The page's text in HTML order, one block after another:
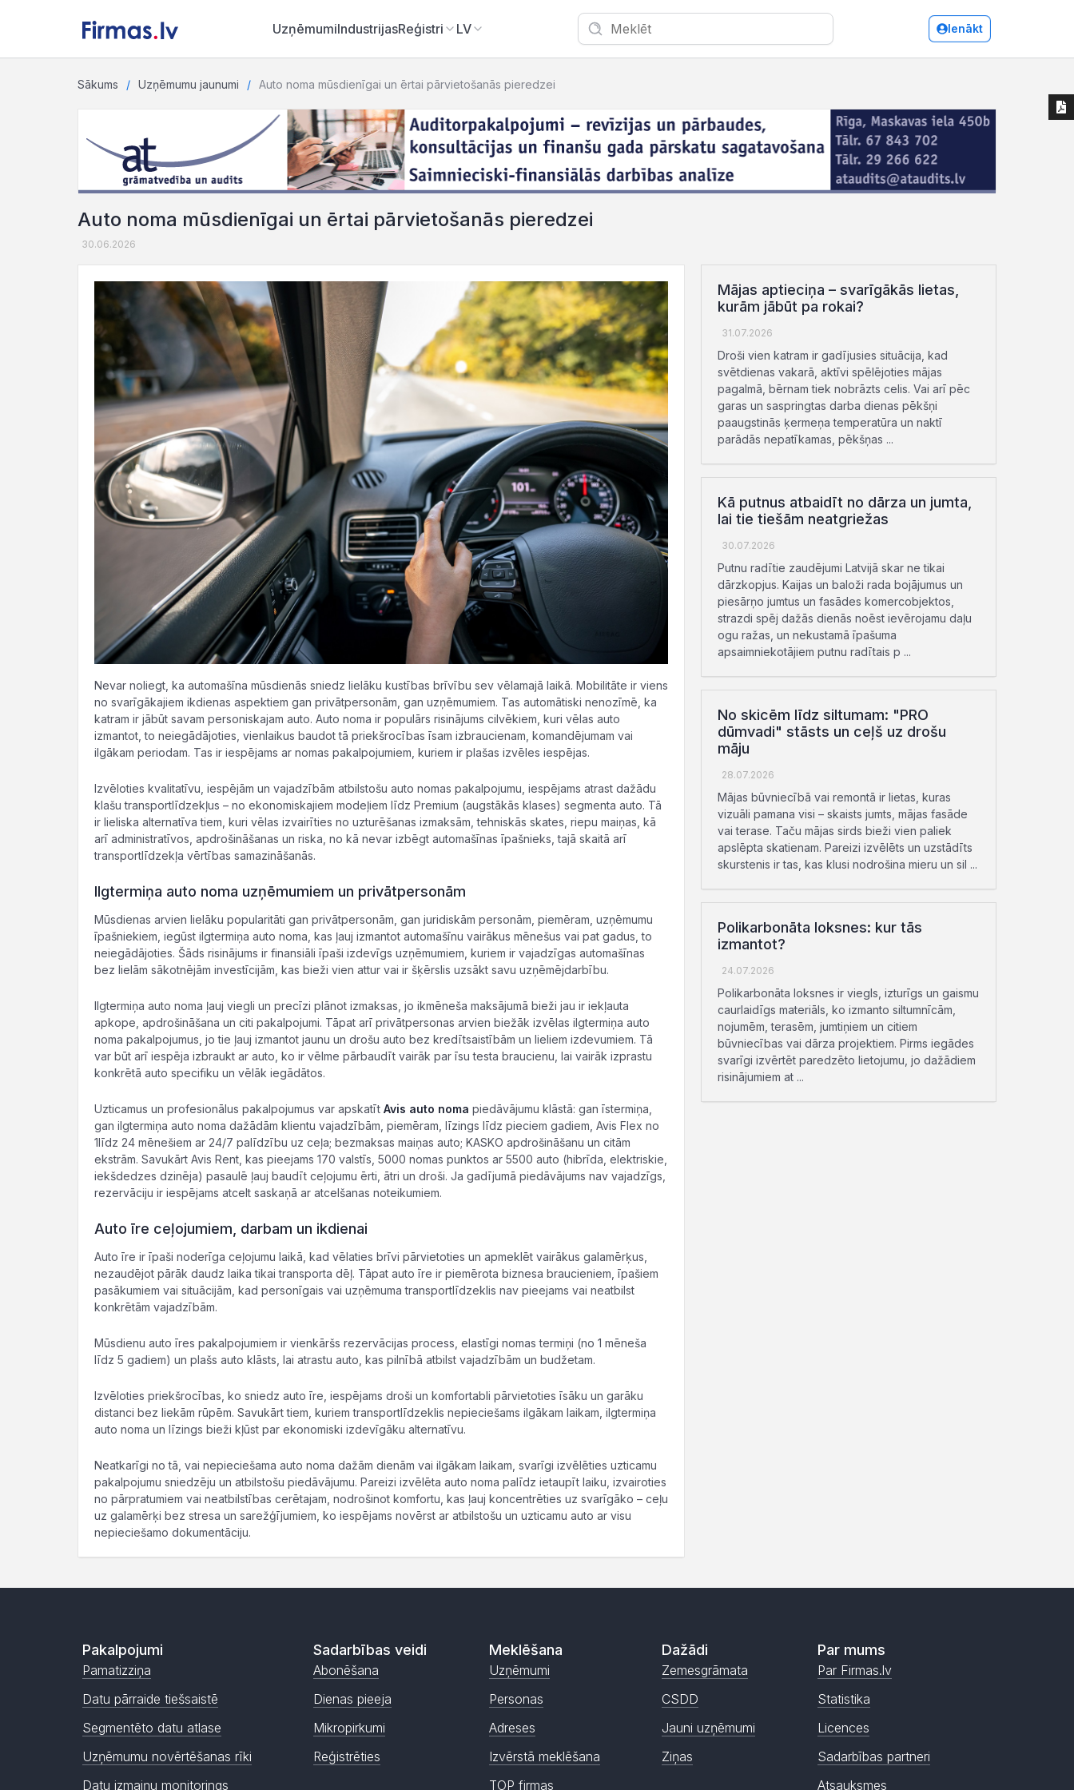
UzņēmumiIndustrijasReģistri LV Ienākt
Sākums Uzņēmumu jaunumi Auto noma mūsdienīgai un ērtai pārvietošanās pieredzei
Auto noma mūsdienīgai un ērtai pārvietošanās pieredzei
30.06.2026
Nevar noliegt, ka automašīna mūsdienās sniedz lielāku kustības brīvību sev vēlamajā laikā. Mobilitāte ir viens
no svarīgākajiem ikdienas aspektiem gan privātpersonām, gan uzņēmumiem. Tas automātiski nenozīmē, ka
katram ir jābūt savam personiskajam auto. Auto noma ir populārs risinājums cilvēkiem, kuri vēlas auto
izmantot, to neiegādājoties, vienlaikus baudot tā priekšrocības īsam izbraucienam, komandējumam vai
ilgākam periodam. Tas ir iespējams ar nomas pakalpojumiem, kuriem ir plašas izvēles iespējas.
Izvēloties kvalitatīvu, iespējām un vajadzībām atbilstošu auto nomas pakalpojumu, iespējams atrast dažādu
klašu transportlīdzekļus – no ekonomiskajiem modeļiem līdz Premium (augstākās klases) segmenta auto. Tā
ir lieliska alternatīva tiem, kuri vēlas izvairīties no uzturēšanas izmaksām, tehniskās skates, riepu maiņas, kā
arī administratīvos, apdrošināšanas un riska, no kā nevar izbēgt automašīnas īpašnieks, tajā skaitā arī
transportlīdzekļa vērtības samazināšanās.
Ilgtermiņa auto noma uzņēmumiem un privātpersonām
Mūsdienas arvien lielāku popularitāti gan privātpersonām, gan juridiskām personām, piemēram, uzņēmumu
īpašniekiem, iegūst ilgtermiņa auto noma, kas ļauj izmantot automašīnu vairākus mēnešus vai pat gadus, to
neiegādājoties. Šāds risinājums ir finansiāli īpaši izdevīgs uzņēmumiem, kuriem ir vajadzīgas automašīnas
bez lielām sākotnējām investīcijām, kas bieži vien attur vai ir šķērslis uzsākt savu uzņēmējdarbību.
Ilgtermiņa auto noma ļauj viegli un precīzi plānot izmaksas, jo ikmēneša maksājumā bieži jau ir iekļauta
apkope, apdrošināšana un citi pakalpojumi. Tāpat arī privātpersonas arvien biežāk izvēlas ilgtermiņa auto
noma pakalpojumus, jo tie ļauj izmantot jaunu un drošu auto bez kredītsaistībām un lieliem izdevumiem. Tā
var būt arī iespēja izbraukt ar auto, ko ir vēlme pārbaudīt vairāk par īsu testa braucienu, lai vairāk izprastu
konkrētā auto specifiku un vēlāk iegādātos.
Uzticamus un profesionālus pakalpojumus var apskatīt Avis auto noma piedāvājumu klāstā: gan īstermiņa,
gan ilgtermiņa auto noma dažādām klientu vajadzībām, piemēram, līzings līdz pieciem gadiem, Avis Flex no
1līdz 24 mēnešiem ar 24/7 palīdzību uz ceļa; bezmaksas maiņas auto; KASKO apdrošināšanu un citām
ekstrām. Savukārt Avis Rent, kas pieejams 170 valstīs, 5000 nomas punktos ar 5500 auto (hibrīda, elektriskie,
iekšdedzes dzinēja) pasaulē ļauj baudīt ceļojumu ērti, ātri un droši. Ja gadījumā piedāvājums nav vajadzīgs,
rezervāciju ir iespējams atcelt saskaņā ar atcelšanas noteikumiem.
Auto īre ceļojumiem, darbam un ikdienai
Auto īre ir īpaši noderīga ceļojumu laikā, kad vēlaties brīvi pārvietoties un apmeklēt vairākus galamērķus,
nezaudējot pārāk daudz laika tikai transporta dēļ. Tāpat auto īre ir piemērota biznesa braucieniem, īpašiem
pasākumiem vai situācijām, kad personīgais vai uzņēmuma transportlīdzeklis nav pieejams vai neatbilst
konkrētām vajadzībām.
Mūsdienu auto īres pakalpojumiem ir vienkāršs rezervācijas process, elastīgi nomas termiņi (no 1 mēneša
līdz 5 gadiem) un plašs auto klāsts, lai atrastu auto, kas pilnībā atbilst vajadzībām un budžetam.
Izvēloties priekšrocības, ko sniedz auto īre, iespējams droši un komfortabli pārvietoties īsāku un garāku
distanci bez liekām rūpēm. Savukārt tiem, kuriem transportlīdzeklis nepieciešams ilgākam laikam, ilgtermiņa
auto noma un līzings bieži kļūst par ekonomiski izdevīgāku alternatīvu.
Neatkarīgi no tā, vai nepieciešama auto noma dažām dienām vai ilgākam laikam, svarīgi izvēlēties uzticamu
pakalpojumu sniedzēju un atbilstošu piedāvājumu. Pareizi izvēlēta auto noma palīdz ietaupīt laiku, izvairoties
no pārpratumiem vai neatbilstības cerētajam, nodrošinot komfortu, kas ļauj koncentrēties uz svarīgāko – ceļu
uz galamērķi bez stresa un sarežģījumiem, ko iespējams novērst ar atbilstošu un uzticamu auto ar visu
nepieciešamo dokumentāciju.
Mājas aptieciņa – svarīgākās lietas,
kurām jābūt pa rokai?
31.07.2026
Droši vien katram ir gadījusies situācija, kad
svētdienas vakarā, aktīvi spēlējoties mājas
pagalmā, bērnam tiek nobrāzts celis. Vai arī pēc
garas un saspringtas darba dienas pēkšņi
paaugstinās ķermeņa temperatūra un naktī
parādās nepatīkamas, pēkšņas ...
Kā putnus atbaidīt no dārza un jumta,
lai tie tiešām neatgriežas
30.07.2026
Putnu radītie zaudējumi Latvijā skar ne tikai
dārzkopjus. Kaijas un baloži rada bojājumus un
piesārņo jumtus un fasādes komercobjektos,
strazdi spēj dažās dienās noēst ievērojamu daļu
ogu ražas, un nekustamā īpašuma
apsaimniekotājiem putnu radītais p ...
No skicēm līdz siltumam: "PRO
dūmvadi" stāsts un ceļš uz drošu
māju
28.07.2026
Mājas būvniecībā vai remontā ir lietas, kuras
vizuāli pamana visi – skaists jumts, mājas fasāde
vai terase. Taču mājas sirds bieži vien paliek
apslēpta skatienam. Pareizi izvēlēts un uzstādīts
skurstenis ir tas, kas klusi nodrošina mieru un sil ...
Polikarbonāta loksnes: kur tās
izmantot?
24.07.2026
Polikarbonāta loksnes ir viegls, izturīgs un gaismu
caurlaidīgs materiāls, ko izmanto siltumnīcām,
nojumēm, terasēm, jumtiņiem un citiem
būvniecības vai dārza projektiem. Pirms iegādes
svarīgi izvērtēt paredzēto lietojumu, jo dažādiem
risinājumiem at ...
Pakalpojumi
Pamatizziņa
Datu pārraide tiešsaistē
Segmentēto datu atlase
Uzņēmumu novērtēšanas rīki
Datu izmaiņu monitorings
Sadarbības veidi
Abonēšana
Dienas pieeja
Mikropirkumi
Reģistrēties
Meklēšana
Uzņēmumi
Personas
Adreses
Izvērstā meklēšana
TOP firmas
Dažādi
Zemesgrāmata
CSDD
Jauni uzņēmumi
Ziņas
Par mums
Par Firmas.lv
Statistika
Licences
Sadarbības partneri
Atsauksmes